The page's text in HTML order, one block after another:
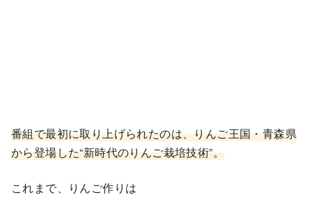
番組で最初に取り上げられたのは、りんご王国・青森県
から登場した“新時代のりんご栽培技術”。
これまで、りんご作りは